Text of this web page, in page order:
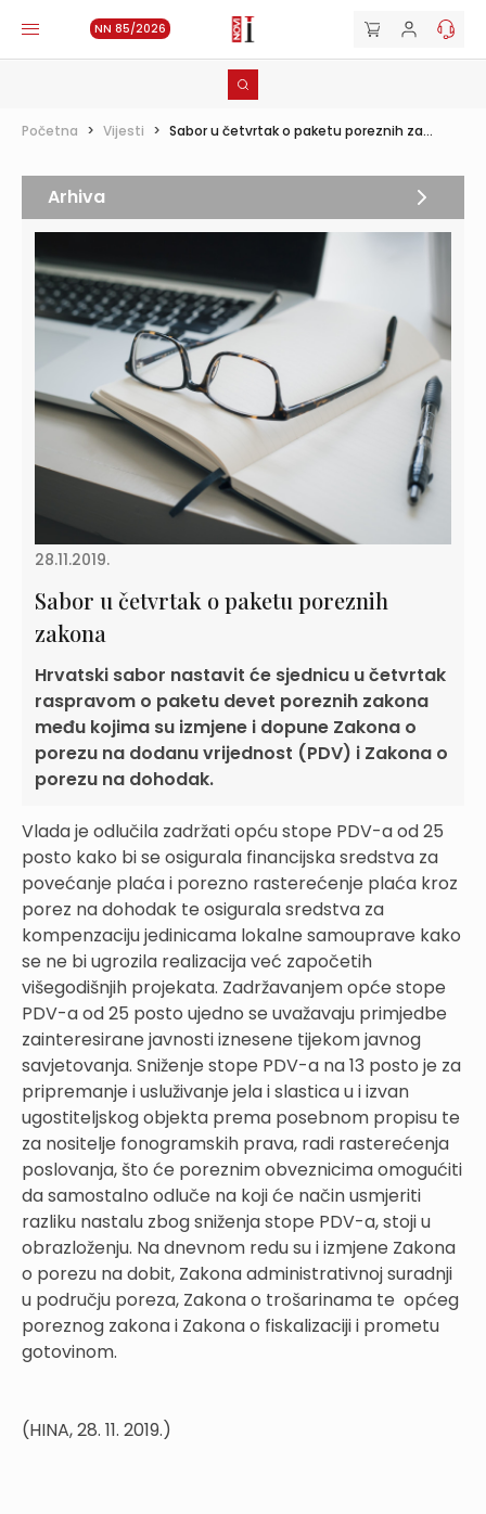
NN 85/2026
Početna > Vijesti > Sabor u četvrtak o paketu poreznih za...
28.11.2019.
Sabor u četvrtak o paketu poreznih
zakona
Hrvatski sabor nastavit će sjednicu u četvrtak
raspravom o paketu devet poreznih zakona
među kojima su izmjene i dopune Zakona o
porezu na dodanu vrijednost (PDV) i Zakona o
porezu na dohodak.
Vlada je odlučila zadržati opću stope PDV-a od 25
posto kako bi se osigurala financijska sredstva za
povećanje plaća i porezno rasterećenje plaća kroz
porez na dohodak te osigurala sredstva za
kompenzaciju jedinicama lokalne samouprave kako
se ne bi ugrozila realizacija već započetih
višegodišnjih projekata. Zadržavanjem opće stope
PDV-a od 25 posto ujedno se uvažavaju primjedbe
zainteresirane javnosti iznesene tijekom javnog
savjetovanja. Sniženje stope PDV-a na 13 posto je za
pripremanje i usluživanje jela i slastica u i izvan
ugostiteljskog objekta prema posebnom propisu te
za nositelje fonogramskih prava, radi rasterećenja
poslovanja, što će poreznim obveznicima omogućiti
da samostalno odluče na koji će način usmjeriti
razliku nastalu zbog sniženja stope PDV-a, stoji u
obrazloženju. Na dnevnom redu su i izmjene Zakona
o porezu na dobit, Zakona administrativnoj suradnji
u području poreza, Zakona o trošarinama te općeg
poreznog zakona i Zakona o fiskalizaciji i prometu
gotovinom.
(HINA, 28. 11. 2019.)
Arhiva